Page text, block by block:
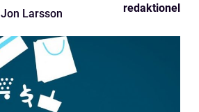
Jon Larsson redaktionel